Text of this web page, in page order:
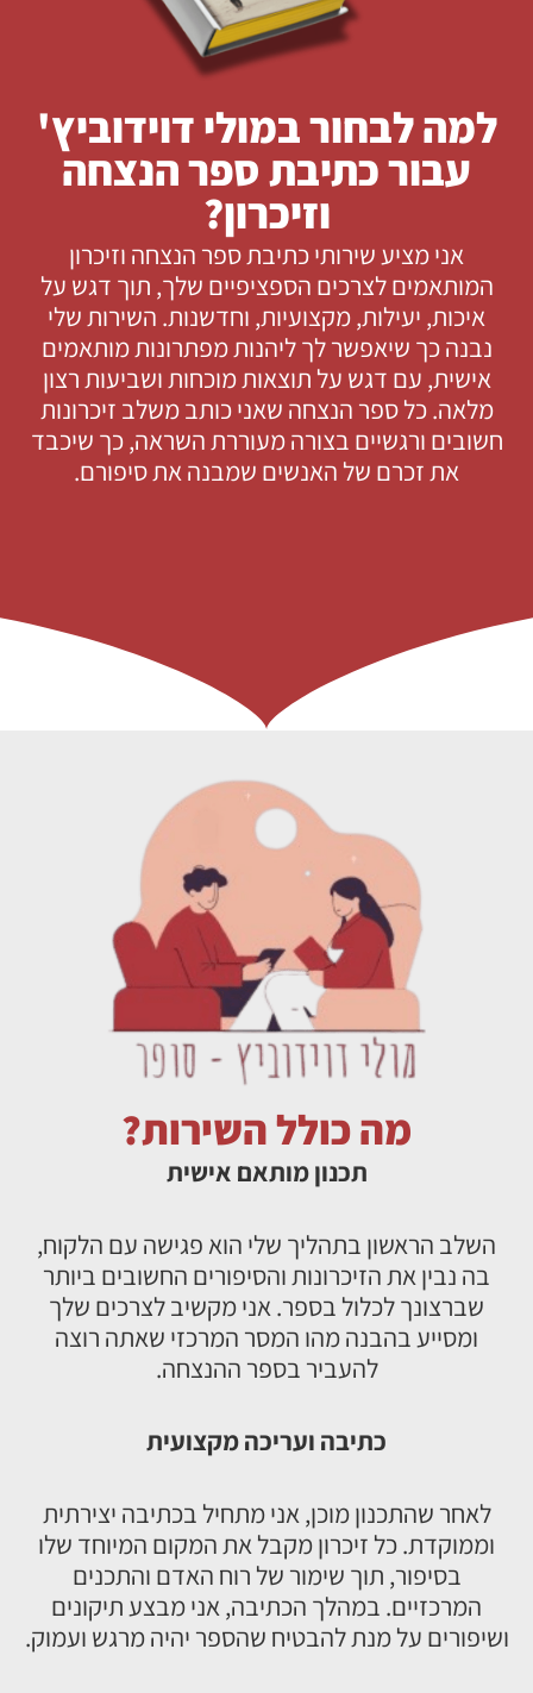
למה לבחור במולי דוידוביץ'
עבור כתיבת ספר הנצחה
וזיכרון?
אני מציע שירותי כתיבת ספר הנצחה וזיכרון
המותאמים לצרכים הספציפיים שלך, תוך דגש על
איכות, יעילות, מקצועיות, וחדשנות. השירות שלי
נבנה כך שיאפשר לך ליהנות מפתרונות מותאמים
אישית, עם דגש על תוצאות מוכחות ושביעות רצון
מלאה. כל ספר הנצחה שאני כותב משלב זיכרונות
חשובים ורגשיים בצורה מעוררת השראה, כך שיכבד
את זכרם של האנשים שמבנה את סיפורם.
מה כולל השירות?
תכנון מותאם אישית
השלב הראשון בתהליך שלי הוא פגישה עם הלקוח,
בה נבין את הזיכרונות והסיפורים החשובים ביותר
שברצונך לכלול בספר. אני מקשיב לצרכים שלך
ומסייע בהבנה מהו המסר המרכזי שאתה רוצה
להעביר בספר ההנצחה.
כתיבה ועריכה מקצועית
לאחר שהתכנון מוכן, אני מתחיל בכתיבה יצירתית
וממוקדת. כל זיכרון מקבל את המקום המיוחד שלו
בסיפור, תוך שימור של רוח האדם והתכנים
המרכזיים. במהלך הכתיבה, אני מבצע תיקונים
ושיפורים על מנת להבטיח שהספר יהיה מרגש ועמוק.